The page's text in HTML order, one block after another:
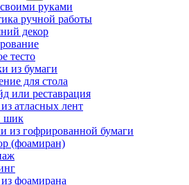
руками
ручной работы
декор
тесто
из бумаги
для стола
или реставрация
атласных лент
шик
из гофрированной бумаги
(фоамиран)
фоамирана